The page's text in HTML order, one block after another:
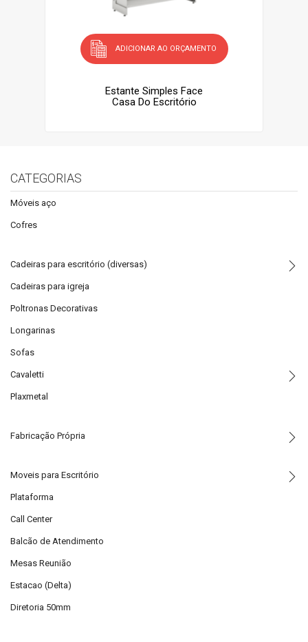
ADICIONAR AO ORÇAMENTO
Estante Simples Face
Casa Do Escritório
CATEGORIAS
Móveis aço
Cofres
Cadeiras para escritório (diversas)
Cadeiras para igreja
Poltronas Decorativas
Longarinas
Sofas
Cavaletti
Plaxmetal
Fabricação Própria
Moveis para Escritório
Plataforma
Call Center
Balcão de Atendimento
Mesas Reunião
Estacao (Delta)
Diretoria 50mm